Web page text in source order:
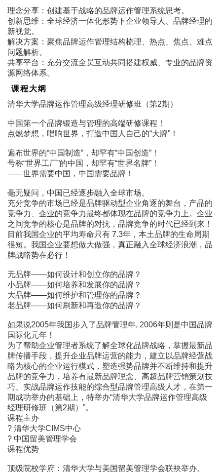
理念分享：创建基于战略的品牌运作管理系统思考。
创新思维：全球经济一体化形势下企业领导人、品牌经理的
新视觉。
解决方案：聚焦品牌运作管理结构梳理、热点、焦点、难点
问题解析。
共享平台：充分交流全员互动共同搭建权威、专业的品牌资
源网络体系。
课程大纲
清华大学品牌运作管理高级经理研修班（第2期）
中国第一个品牌锻造与管理的高端研修课程！
点燃梦想，唱响世界，打造中国人自己的“大牌”！
遍布世界的“中国制造”，却罕有“中国创造”！
号称“世界工厂”的中国，却罕有“世界名牌”！
――世界需要中国，中国需要品牌！
毫无疑问，中国已经逐步融入全球市场。
充分竞争的市场已经是品牌驱动型企业角逐的舞台，产品的
竞争力、企业的竞争力最终都体现在品牌的竞争力上。企业
之间竞争的核心是品牌的对抗，品牌竞争的时代已经到来！
目前我国企业的平均寿命只有 7.3年，本土品牌的生命周期
很短。我国企业要想做大做强，真正融入全球经济浪潮，品
牌战略势在必行！
无品牌――如何设计和创立你的品牌？
小品牌――如何培养和发展你的品牌？
大品牌――如何维护和管理你的品牌？
老品牌――如何刷新和再造你的品牌？
如果说2005年我国步入了品牌管理年, 2006年则是中国品牌
国际化元年！
为了帮助企业管理者系统了解全球化品牌战略，掌握最新品
牌传播手段，提升企业品牌运营的能力，建立以品牌经营战
略为核心的企业运行模式，塑造强势品牌并不断维持和提升
品牌的竞争力，培养有最新品牌理念、高超品牌营销策划技
巧、实战品牌运作技能的综合型品牌管理高级人才，在第一
期成功举办的基础上，特举办“清华大学品牌运作管理高级
经理研修班（第2期）”。
课程主办
? 清华大学CIMS中心
? 中国留美管理学会
课程优势
顶级院校学府：清华大学与美国留美管理学会联袂举办。